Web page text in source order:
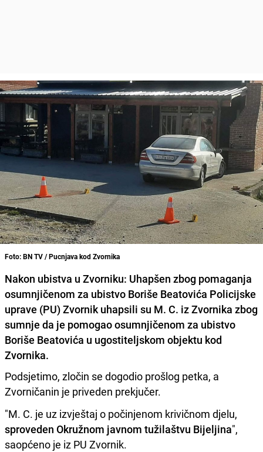
Foto: BN TV / Pucnjava kod Zvornika
Nakon ubistva u Zvorniku: Uhapšen zbog pomaganja
osumnjičenom za ubistvo Boriše Beatovića Policijske
uprave (PU) Zvornik uhapsili su M. C. iz Zvornika zbog
sumnje da je pomogao osumnjičenom za ubistvo
Boriše Beatovića u ugostiteljskom objektu kod
Zvornika.
Podsjetimo, zločin se dogodio prošlog petka, a
Zvorničanin je priveden prekjučer.
"M. C. je uz izvještaj o počinjenom krivičnom djelu,
sproveden Okružnom javnom tužilaštvu Bijeljina",
saopćeno je iz PU Zvornik.